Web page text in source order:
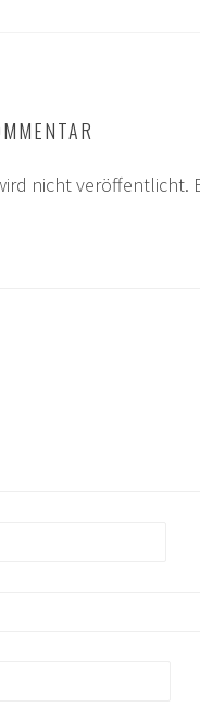
nicht veröffentlicht.